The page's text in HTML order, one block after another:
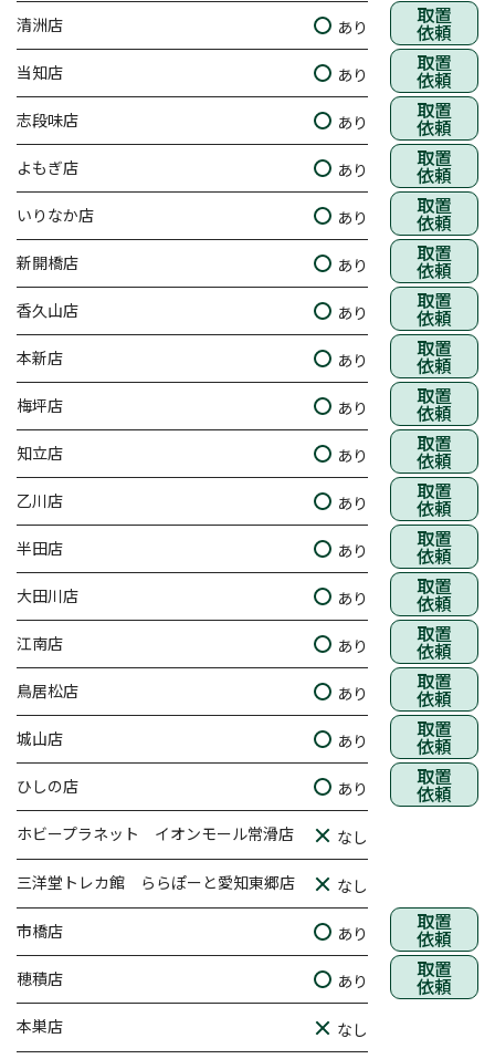
清洲店 あり 取置
依頼
当知店 あり 取置
依頼
志段味店 あり 取置
依頼
よもぎ店 あり 取置
依頼
いりなか店 あり 取置
依頼
新開橋店 あり 取置
依頼
香久山店 あり 取置
依頼
本新店 あり 取置
依頼
梅坪店 あり 取置
依頼
知立店 あり 取置
依頼
乙川店 あり 取置
依頼
半田店 あり 取置
依頼
大田川店 あり 取置
依頼
江南店 あり 取置
依頼
鳥居松店 あり 取置
依頼
城山店 あり 取置
依頼
ひしの店 あり 取置
依頼
ホビープラネット イオンモール常滑店 なし
三洋堂トレカ館 ららぽーと愛知東郷店 なし
市橋店 あり 取置
依頼
穂積店 あり 取置
依頼
本巣店 なし